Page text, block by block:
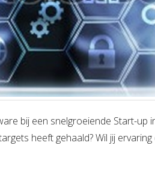
bij een snelgroeiende Start-up
heeft gehaald? Wil jij